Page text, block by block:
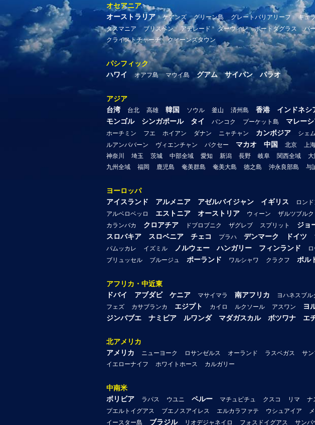
オセアニア
オーストラリア
ケアンズ グリーン島 グレートバリアリーフ キュ
タスマニア
ブリスベン アデレード ダーウィン ポートダグラス パ
クライストチャーチ
クィーンズタウン
パシフィック
ハワイ
オアフ島 マウイ島 グアム サイパン パラオ
アジア
台湾
台北 高雄 韓国 ソウル 釜山 済州島 香港 インドネシ
モンゴル
シンガポール タイ バンコク プーケット島 マレー
ホーチミン
フエ ホイアン ダナン ニャチャン カンボジア シェ
ルアンパバーン ヴィエンチャン パクセー マカオ 中国 北京 上
神奈川
埼玉 茨城 中部全域 愛知 新潟 長野 岐阜 関西全域 大
九州全域
福岡 鹿児島 奄美群島 奄美大島 徳之島 沖永良部島 与
ヨーロッパ
アイスランド
アルメニア アゼルバイジャン イギリス ロンド
アルベロベッロ
エストニア オーストリア ウィーン ザルツブルク
カランバカ
クロアチア ドブロブニク ザグレブ スプリット ジョ
スロバキア スロベニア チェコ プラハ デンマーク ドイツ
パムッカレ
イズミル ノルウェー ハンガリー フィンランド
ブリュッセル ブルージュ ポーランド ワルシャワ クラクフ ポル
アフリカ・中近東
ドバイ
アブダビ ケニア マサイマラ 南アフリカ ヨハネスブル
フェズ
カサブランカ エジプト カイロ ルクソール アスワン ヨ
ジンバブエ
ナミビア ルワンダ マダガスカル ボツワナ エ
北アメリカ
アメリカ
ニューヨーク ロサンゼルス オーランド ラスベガス サン
イエローナイフ
ホワイトホース カルガリー
中南米
ボリビア
ラパス ウユニ ペルー マチュピチュ クスコ リマ ナ
プエルトイグアス ブエノスアイレス エルカラファテ ウシュアイア
イースター島
ブラジル リオデジャネイロ フォスドイグアス サンパ